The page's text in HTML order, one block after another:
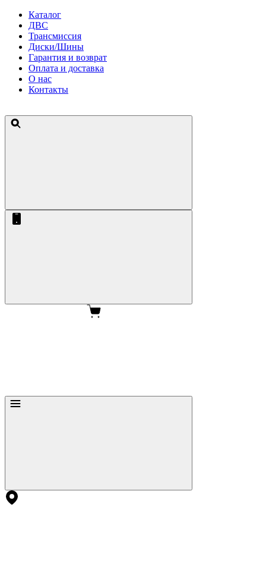
Каталог
ДВС
Трансмиссия
Диски/Шины
Гарантия и возврат
Оплата и доставка
О нас
Контакты